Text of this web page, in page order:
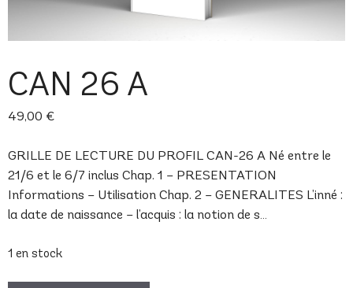
CAN 26 A
49,00 €
GRILLE DE LECTURE DU PROFIL CAN-26 A Né entre le
21/6 et le 6/7 inclus Chap. 1 – PRESENTATION
Informations – Utilisation Chap. 2 – GENERALITES L’inné :
la date de naissance – l’acquis : la notion de s…
1 en stock